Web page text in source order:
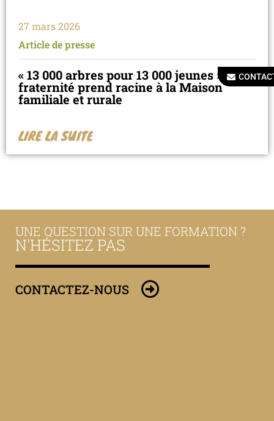
27 mars 2026
Article de presse
« 13 000 arbres pour 13 000 jeunes » : la
fraternité prend racine à la Maison
familiale et rurale
LIRE LA SUITE
UNE QUESTION SUR UNE FORMATION ?
N'HÉSITEZ PAS
CONTACTEZ-NOUS